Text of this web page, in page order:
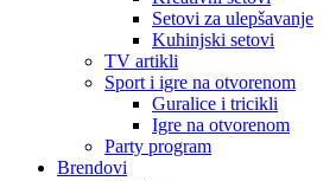
Setovi za ulepšavanje
Kuhinjski setovi
TV artikli
Sport i igre na otvorenom
Guralice i tricikli
Igre na otvorenom
Party program
Brendovi